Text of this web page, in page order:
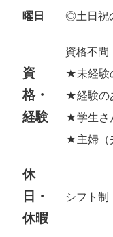
曜日
◎土日祝
資
格・
経験
資格不問
★未経験
★経験の
★学生さ
★主婦（
休
日・
休暇
シフト制